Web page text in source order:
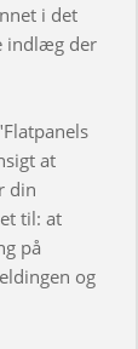
i det
indlæg der
at
din
til: at
på
og